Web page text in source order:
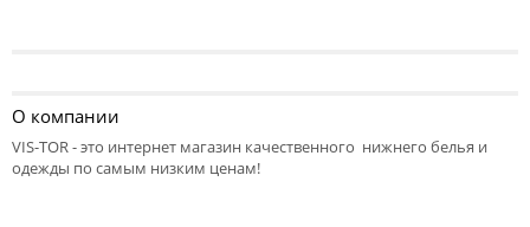
О компании
VIS-TOR - это интернет магазин качественного нижнего белья и
одежды по самым низким ценам!